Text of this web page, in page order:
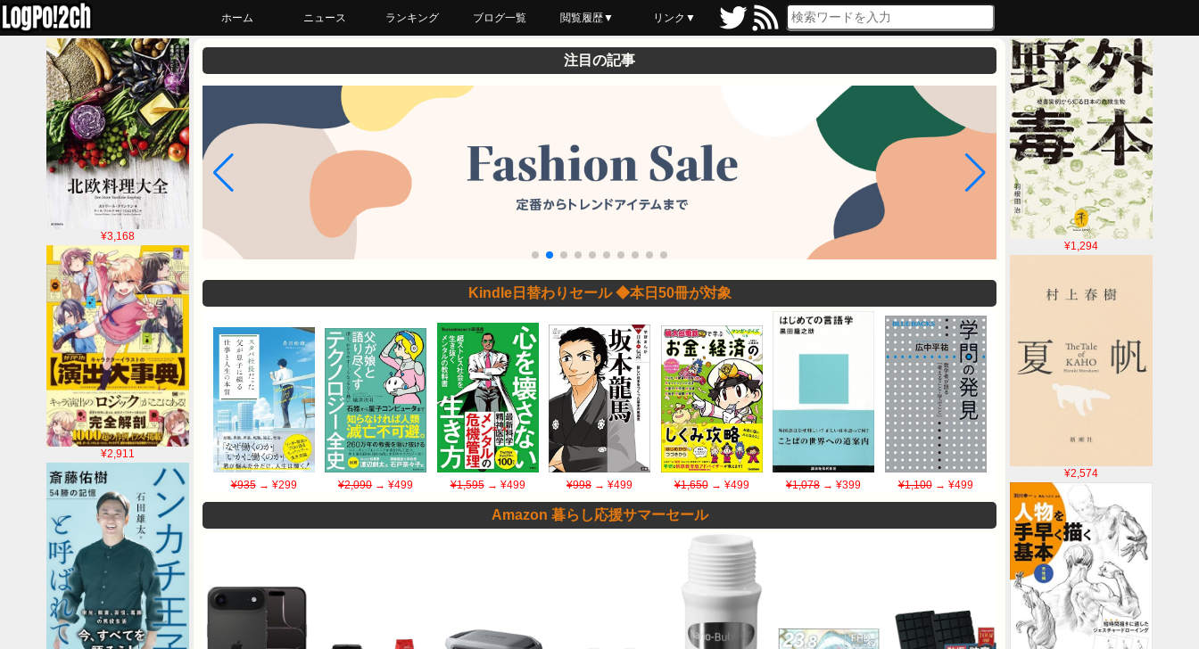
ホーム ニュース ランキング ブログ一覧 閲覧履歴▼
最近読んだ
あとで読む
ブックマーク
リンク▼
¥1,294
¥2,574
¥3,168
¥2,911
注目の記事
Kindle日替わりセール ◆本日50冊が対象
¥935→ ¥299 ¥2,090 → ¥499 ¥1,595→ ¥499 ¥998 → ¥499 ¥1,650→ ¥499 ¥1,078 → ¥399 ¥1,100→ ¥499
Amazon 暮らし応援サマーセール